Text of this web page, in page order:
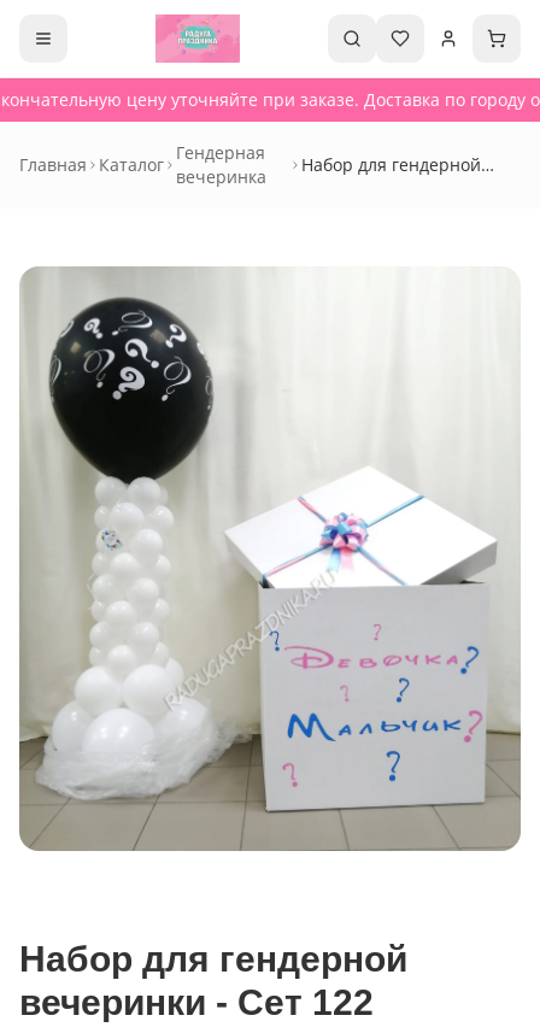
цену уточняйте при заказе. Доставка по городу
Главная Каталог
Гендерная
вечеринка
Набор для гендерной
Набор для гендерной
вечеринки - Сет 122